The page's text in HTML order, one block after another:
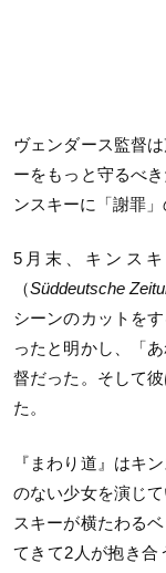
ヴェンダース監督
ーをもっと守るべ
ンスキーに「謝罪」
5月末、キンス
（Süddeutsche
シーンのカットを
ったと明かし、「
督だった。そして
た。
『まわり道』はキ
のない少女を演じ
スキーが横たわる
てきて2人が抱き合